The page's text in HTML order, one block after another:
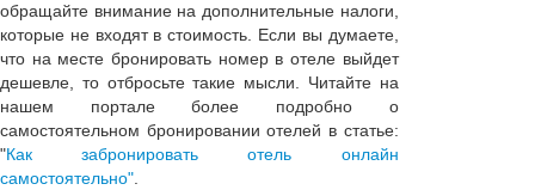
обращайте внимание на дополнительные налоги,
которые не входят в стоимость. Если вы думаете,
что на месте бронировать номер в отеле выйдет
дешевле, то отбросьте такие мысли. Читайте на
нашем портале более подробно о
самостоятельном бронировании отелей в статье:
"Как забронировать отель онлайн
самостоятельно".